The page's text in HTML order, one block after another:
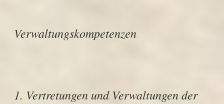
Verwaltungskompetenzen
1. Vertretungen und Verwaltungen der